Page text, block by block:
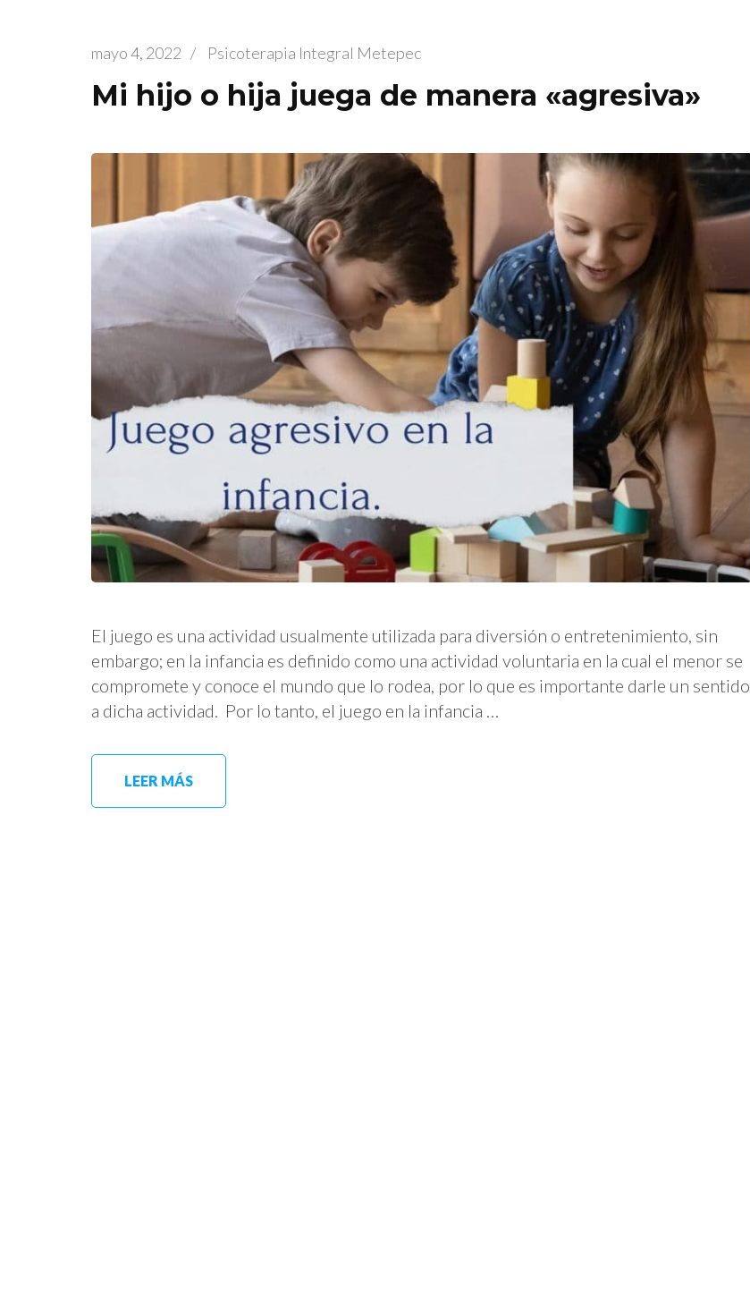
mayo 4, 2022 / Psicoterapia Integral Metepec
Mi hijo o hija juega de manera «agresiva»
El juego es una actividad usualmente utilizada para diversión o entretenimiento, sin
embargo; en la infancia es definido como una actividad voluntaria en la cual el menor se
compromete y conoce el mundo que lo rodea, por lo que es importante darle un sentido
a dicha actividad. Por lo tanto, el juego en la infancia …
LEER MÁS